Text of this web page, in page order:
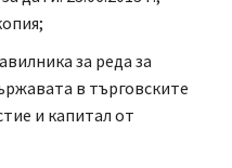
за реда за
в търговските
и капитал от